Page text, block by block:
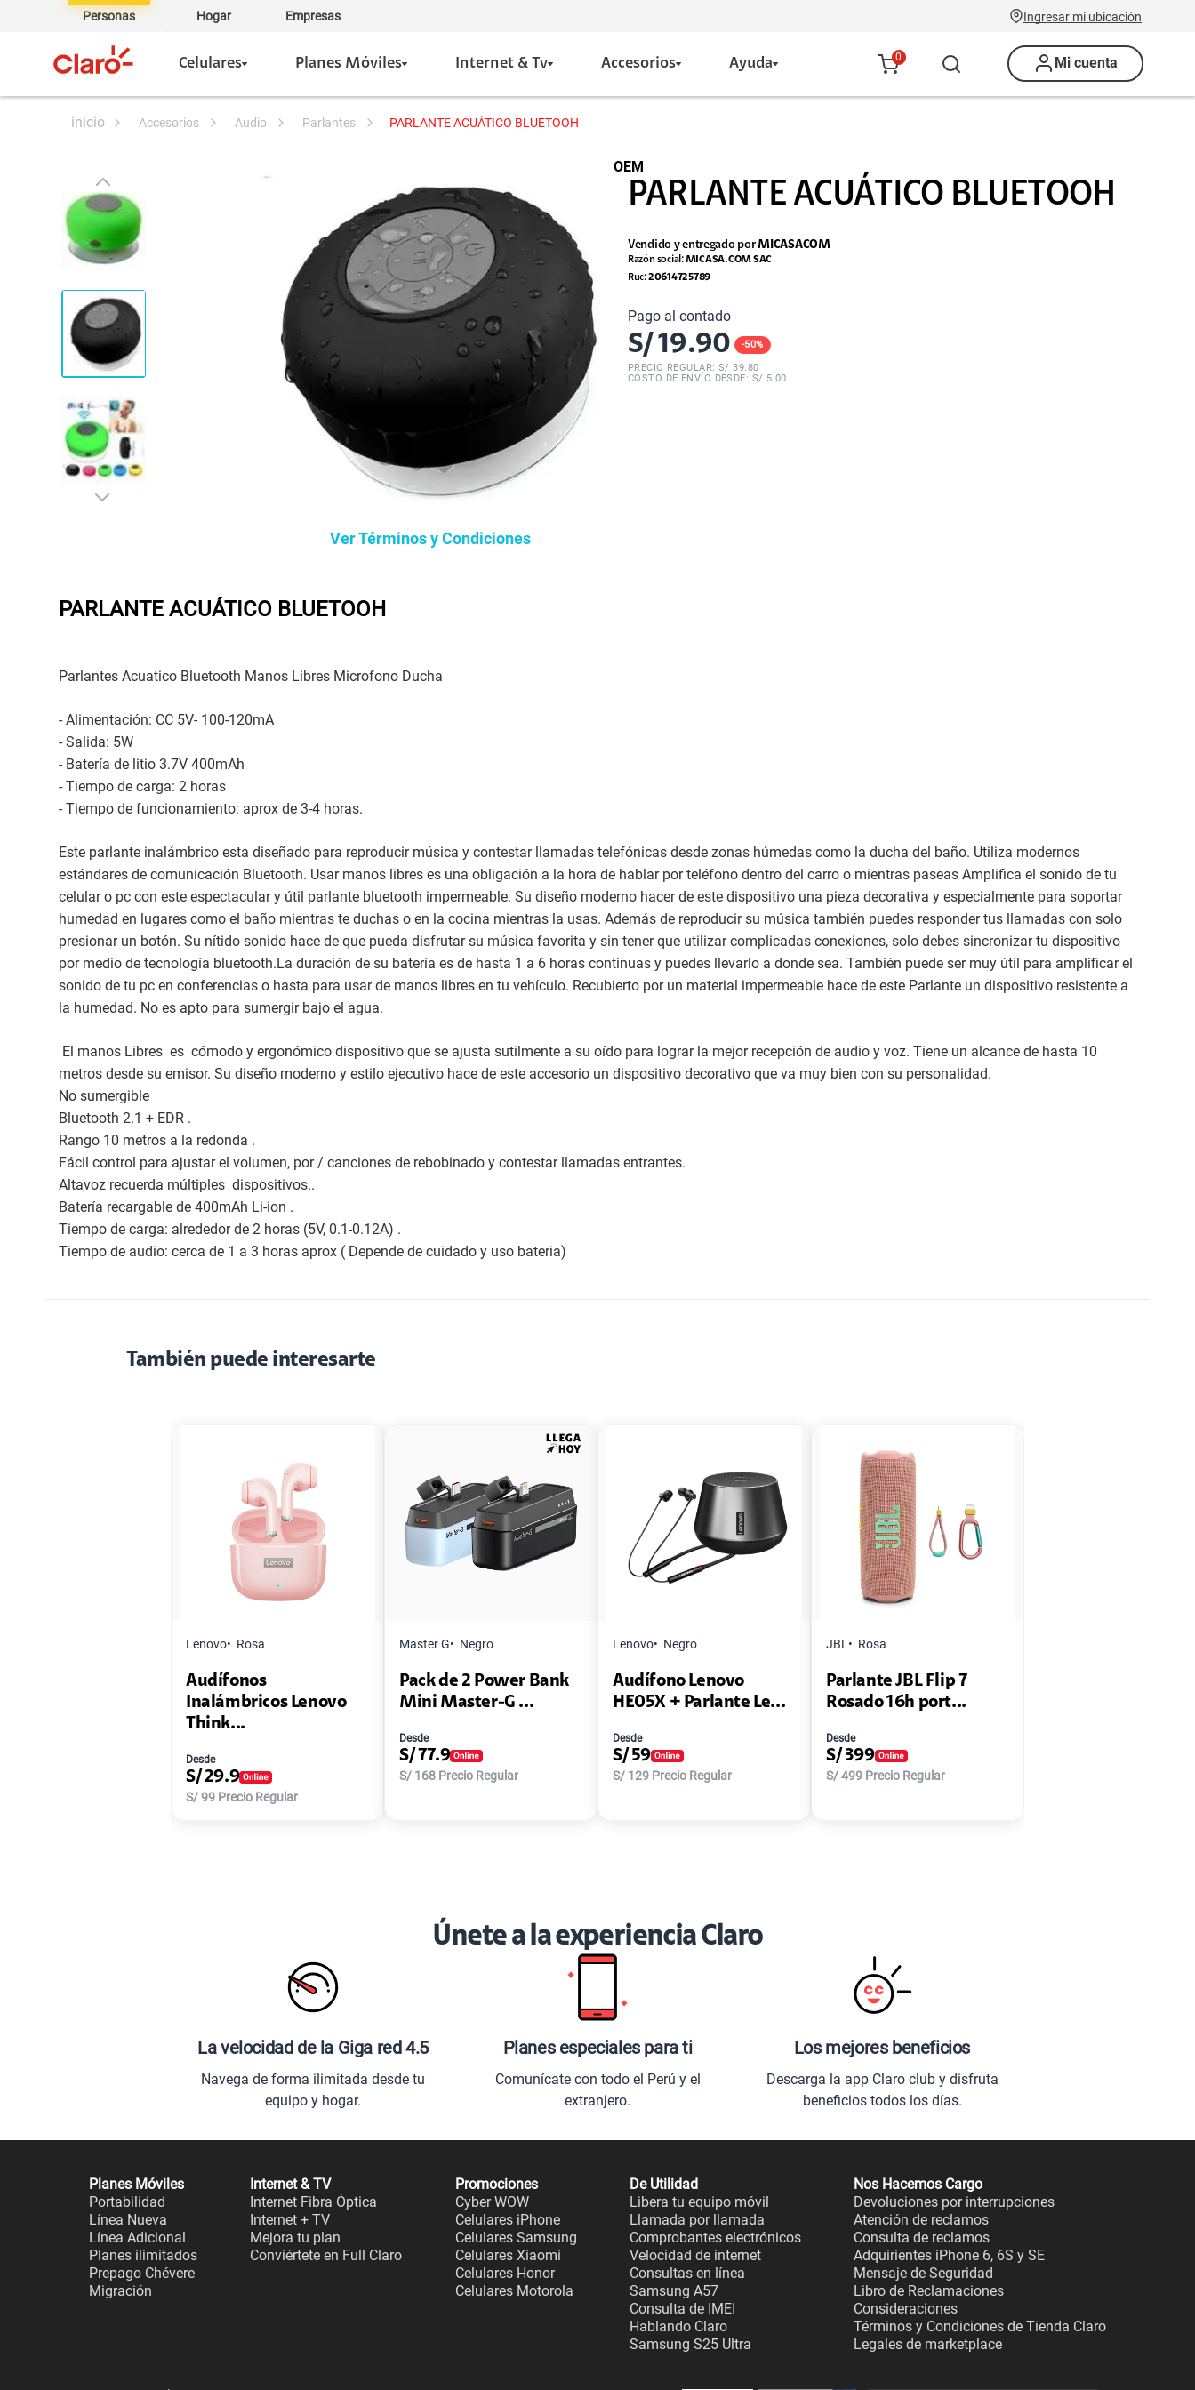
Personas Hogar Empresas Ingresar mi ubicación
Celulares Planes Móviles Internet & Tv Accesorios Ayuda 0 Mi cuenta
accesorios audio parlantes PARLANTE ACUÁTICO BLUETOOH
Ver Términos y Condiciones
OEM
PARLANTE ACUÁTICO BLUETOOH
Vendido y entregado porMICASACOM
Razón social:MICASA.COM SAC
Ruc:20614725789
Pago al contado
S/19.90 -50%
PRECIO REGULAR: S/39.80
COSTO DE ENVÍO DESDE: S/ 5.00
PARLANTE ACUÁTICO BLUETOOH
Parlantes Acuatico Bluetooth Manos Libres Microfono Ducha
- Alimentación: CC 5V- 100-120mA
- Salida: 5W
- Batería de litio 3.7V 400mAh
- Tiempo de carga: 2 horas
- Tiempo de funcionamiento: aprox de 3-4 horas.
Este parlante inalámbrico esta diseñado para reproducir música y contestar llamadas telefónicas desde zonas húmedas como la ducha del baño. Utiliza modernos
estándares de comunicación Bluetooth. Usar manos libres es una obligación a la hora de hablar por teléfono dentro del carro o mientras paseas Amplifica el sonido de tu
celular o pc con este espectacular y útil parlante bluetooth impermeable. Su diseño moderno hacer de este dispositivo una pieza decorativa y especialmente para soportar
humedad en lugares como el baño mientras te duchas o en la cocina mientras la usas. Además de reproducir su música también puedes responder tus llamadas con solo
presionar un botón. Su nítido sonido hace de que pueda disfrutar su música favorita y sin tener que utilizar complicadas conexiones, solo debes sincronizar tu dispositivo
por medio de tecnología bluetooth.La duración de su batería es de hasta 1 a 6 horas continuas y puedes llevarlo a donde sea. También puede ser muy útil para amplificar el
sonido de tu pc en conferencias o hasta para usar de manos libres en tu vehículo. Recubierto por un material impermeable hace de este Parlante un dispositivo resistente a
la humedad. No es apto para sumergir bajo el agua.
El manos Libres es cómodo y ergonómico dispositivo que se ajusta sutilmente a su oído para lograr la mejor recepción de audio y voz. Tiene un alcance de hasta 10
metros desde su emisor. Su diseño moderno y estilo ejecutivo hace de este accesorio un dispositivo decorativo que va muy bien con su personalidad.
No sumergible
Bluetooth 2.1 + EDR .
Rango 10 metros a la redonda .
Fácil control para ajustar el volumen, por / canciones de rebobinado y contestar llamadas entrantes.
Altavoz recuerda múltiples dispositivos..
Batería recargable de 400mAh Li-ion .
Tiempo de carga: alrededor de 2 horas (5V, 0.1-0.12A) .
Tiempo de audio: cerca de 1 a 3 horas aprox ( Depende de cuidado y uso bateria)
También puede interesarte
Lenovo Rosa
Audífonos
Inalámbricos Lenovo
Think...
Desde
S/ 29.9
S/99 Precio Regular
Master G Negro
Pack de 2 Power Bank
Mini Master-G ...
Desde
S/77.9
S/ 168 Precio Regular
Lenovo Negro
Audífono Lenovo
HE05X + Parlante Le...
Desde
S/ 59
S/ 129 Precio Regular
JBL Rosa
Parlante JBL Flip 7
Rosado 16h port...
Desde
S/ 399
S/499 Precio Regular
Únete a la experiencia Claro
La velocidad de la Giga red 4.5
Navega de forma ilimitada desde tu
equipo y hogar.
Planes especiales para ti
Comunícate con todo el Perú y el
extranjero.
Los mejores beneficios
Descarga la app Claro club y disfruta
beneficios todos los días.
Planes Móviles
Portabilidad
Línea Nueva
Línea Adicional
Planes ilimitados
Prepago Chévere
Migración
Internet & TV
Internet Fibra Óptica
Internet + TV
Mejora tu plan
Conviértete en Full Claro
Promociones
Cyber WOW
Celulares iPhone
Celulares Samsung
Celulares Xiaomi
Celulares Honor
Celulares Motorola
De Utilidad
Libera tu equipo móvil
Llamada por llamada
Comprobantes electrónicos
Velocidad de internet
Consultas en línea
Samsung A57
Consulta de IMEI
Hablando Claro
Samsung S25 Ultra
Nos Hacemos Cargo
Devoluciones por interrupciones
Atención de reclamos
Consulta de reclamos
Adquirientes iPhone 6, 6S y SE
Mensaje de Seguridad
Libro de Reclamaciones
Consideraciones
Términos y Condiciones de Tienda Claro
Legales de marketplace